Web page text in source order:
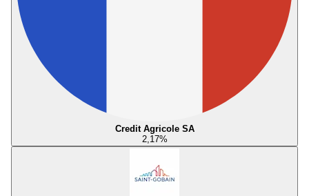
Credit Agricole SA
2,17%